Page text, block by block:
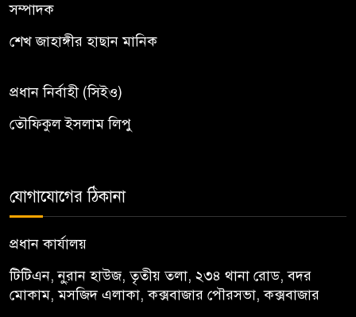
সম্পাদক
শেখ জাহাঙ্গীর হাছান মানিক
প্রধান নির্বাহী (সিইও)
তৌফিকুল ইসলাম লিপু
যোগাযোগের ঠিকানা
প্রধান কার্যালয়
টিটিএন, নু্রান হাউজ, তৃতীয় তলা, ২৩৪ থানা রোড, বদর
মোকাম, মসজিদ এলাকা, কক্সবাজার পৌরসভা, কক্সবাজার